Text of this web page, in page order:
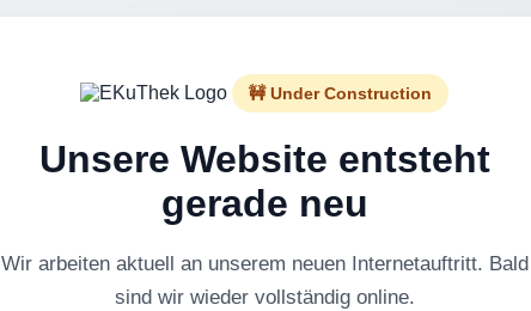
🚧 Under Construction
Unsere Website entsteht
gerade neu
Wir arbeiten aktuell an unserem neuen Internetauftritt. Bald
sind wir wieder vollständig online.